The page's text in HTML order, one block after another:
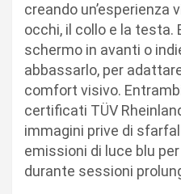
creando un’esperienza
occhi, il collo e la testa.
schermo in avanti o
abbassarlo, per
comfort visivo.
certificati TÜV
immagini prive di
emissioni di luce blu
durante sessioni